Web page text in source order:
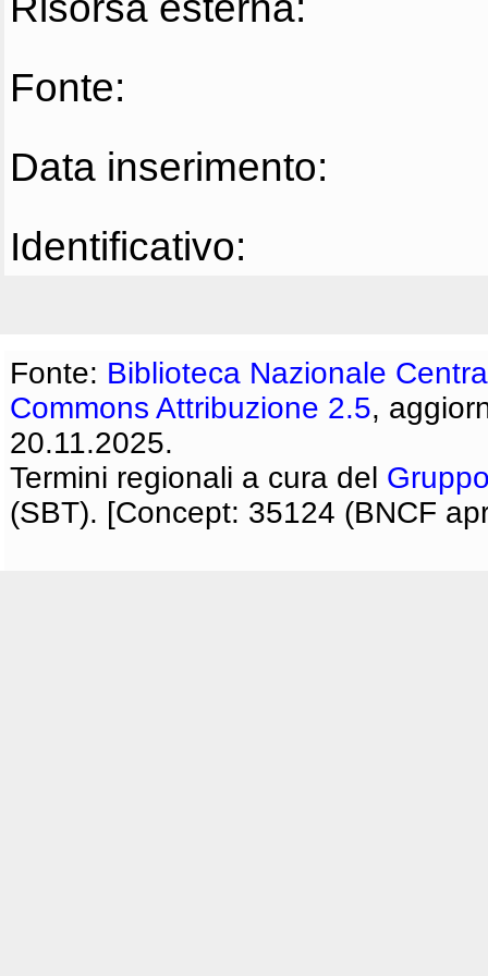
Fonte:
Data inserimento:
Identificativo:
Fonte: Biblioteca Nazionale
Commons Attribuzione 2.5,
20.11.2025.
Termini regionali a cura del
(SBT). [Concept: 35124 (BNCF